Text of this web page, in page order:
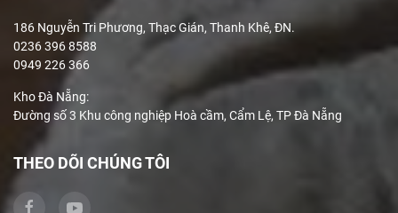
186 Nguyễn Tri Phương, Thạc Gián, Thanh Khê, ĐN.
0236 396 8588
0949 226 366
Kho Đà Nẵng:
Đường số 3 Khu công nghiệp Hoà cầm, Cẩm Lệ, TP Đà Nẵng
THEO DÕI CHÚNG TÔI